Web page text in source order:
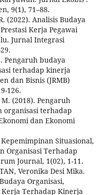
9(1), 71–88.
(2022). Analisis Budaya
Kerja Pegawai
Jurnal Integrasi
Pengaruh budaya
terhadap kinerja
dan Bisnis (JRMB)
126.
(2018). Pengaruh
organisasi terhadap
dan Ekonomi
Situasional,
Organisasi Terhadap
Journal, 1(02), 1-11.
Veronika Desi Mika.
Organisasi,
Terhadap Kinerja